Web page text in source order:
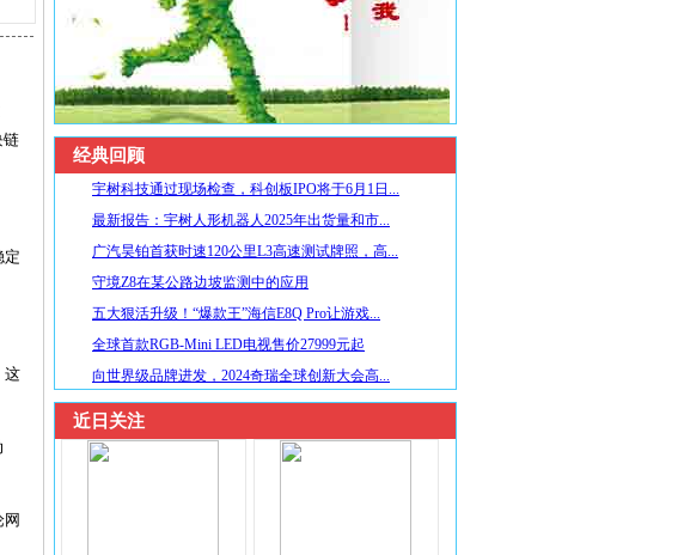
链
定
这
经典回顾
宇树科技通过现场检查，科创板IPO将于6月1日...
最新报告：宇树人形机器人2025年出货量和市...
广汽昊铂首获时速120公里L3高速测试牌照，高...
守境Z8在某公路边坡监测中的应用
五大狠活升级！“爆款王”海信E8Q Pro让游戏...
全球首款RGB-Mini LED电视售价27999元起
向世界级品牌进发，2024奇瑞全球创新大会高...
近日关注